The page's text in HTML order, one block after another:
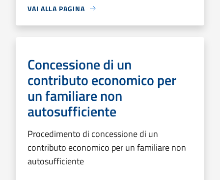
VAI ALLA PAGINA
Concessione di un
contributo economico per
un familiare non
autosufficiente
Procedimento di concessione di un
contributo economico per un familiare non
autosufficiente